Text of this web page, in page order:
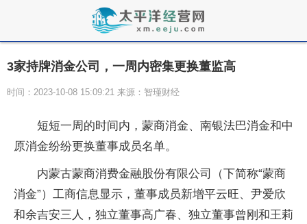
3家持牌消金公司，一周内密集更换董监高
时间：2023-10-08 15:09:21 来源：智瑾财经
短短一周的时间内，蒙商消金、南银法巴消金和中
原消金纷纷更换董事成员名单。
内蒙古蒙商消费金融股份有限公司（下简称“蒙商
消金”）工商信息显示，董事成员新增平云旺、尹爱欣
和余吉安三人，独立董事高广春、独立董事曾刚和王莉